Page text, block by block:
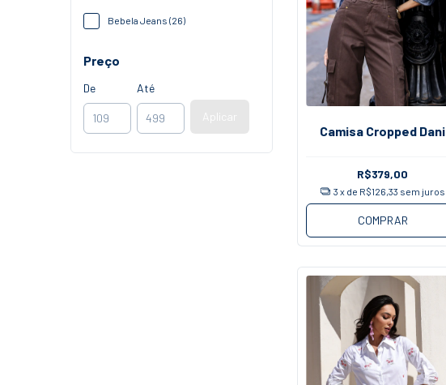
Bebela Jeans (26)
Preço
De Até
Aplicar
Camisa Cropped Dani
R$379,00
3 x de R$126,33 sem juros
COMPRAR